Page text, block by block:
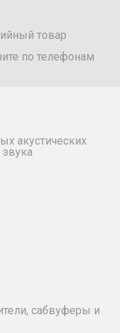
товар
по телефонам
акустических
сабвуферы и